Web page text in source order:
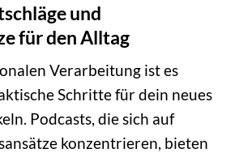
und
für den Alltag
Verarbeitung ist es
Schritte für dein neues
Podcasts, die sich auf
konzentrieren, bieten